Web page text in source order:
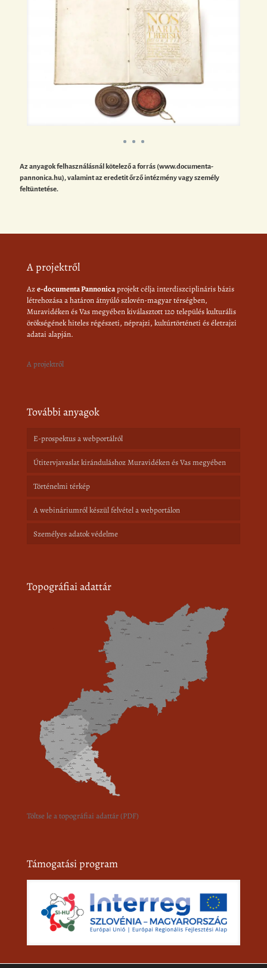
Az anyagok felhasználásnál kötelező a forrás (www.documenta-
pannonica.hu), valamint az eredetit őrző intézmény vagy személy
feltüntetése.
A projektről
Aze-documenta Pannonicaprojekt célja interdiszciplináris bázis
létrehozása a határon átnyúló szlovén-magyar térségben,
Muravidéken és Vas megyében kiválasztott 120 település kulturális
örökségének hiteles régészeti, néprajzi, kultúrtörténeti és életrajzi
adatai alapján.
A projektről
További anyagok
E-prospektus a webportálról
Útitervjavaslat kiránduláshoz Muravidéken és Vas megyében
Történelmi térkép
A webináriumról készül felvétel a webportálon
Személyes adatok védelme
Topográfiai adattár
Töltse le a topográfiai adattár (PDF)
Támogatási program